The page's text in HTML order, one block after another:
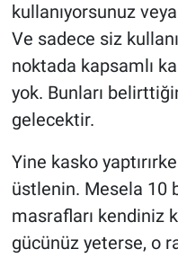
kullanıyorsunuz
Ve sadece siz
noktada kapsamlı
yok. Bunları
gelecektir.
Yine kasko
üstlenin. Mesela 10
masrafları kendiniz
gücünüz yeterse, o